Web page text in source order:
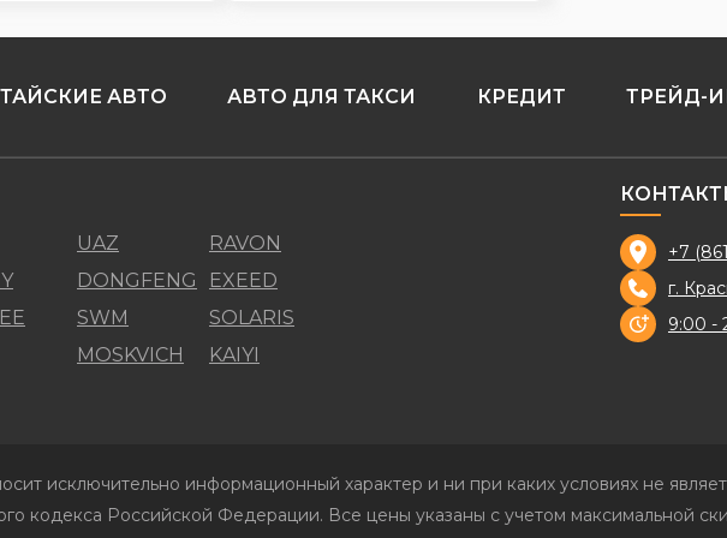
АВТО АВТО ДЛЯ ТАКСИ КРЕДИТ ТРЕЙД-
UAZ
RAVON
DONGFENG
EXEED
SWM
SOLARIS
MOSKVICH
KAIYI
+7
г.
9:00 -
исключительно информационный характер и ни при каких условиях не
кодекса Российской Федерации. Все цены указаны с учетом максимальной